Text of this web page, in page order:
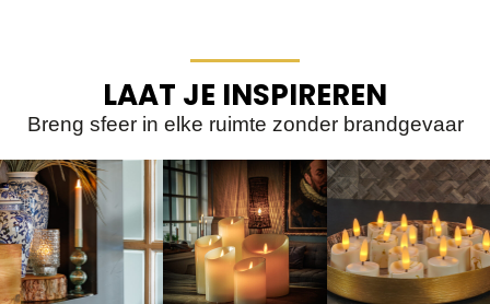
LAAT JE INSPIREREN
Breng sfeer in elke ruimte zonder brandgevaar